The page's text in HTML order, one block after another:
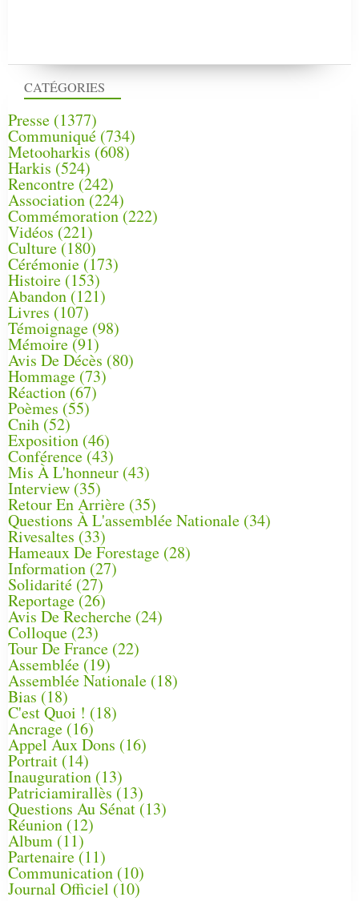
CATÉGORIES
Presse (1377)
Communiqué (734)
Metooharkis (608)
Harkis (524)
Rencontre (242)
Association (224)
Commémoration(222)
Vidéos (221)
Culture(180)
Cérémonie (173)
Histoire (153)
Abandon(121)
Livres (107)
Témoignage (98)
Mémoire (91)
Avis De Décès (80)
Hommage (73)
Réaction(67)
Poèmes (55)
Cnih (52)
Exposition (46)
Conférence(43)
Mis À L'honneur (43)
Interview (35)
Retour En Arrière (35)
Questions À L'assemblée Nationale (34)
Rivesaltes (33)
Hameaux De Forestage (28)
Information (27)
Solidarité (27)
Reportage (26)
Avis De Recherche (24)
Colloque (23)
Tour De France (22)
Assemblée (19)
Assemblée Nationale (18)
Bias (18)
C'est Quoi ! (18)
Ancrage (16)
Appel Aux Dons (16)
Portrait (14)
Inauguration (13)
Patriciamirallès (13)
Questions Au Sénat(13)
Réunion (12)
Album (11)
Partenaire(11)
Communication (10)
Journal Officiel (10)